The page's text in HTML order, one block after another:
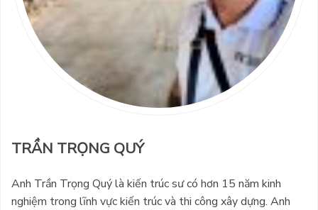
TRẦN TRỌNG QUÝ
Anh Trần Trọng Quý là kiến trúc sư có hơn 15 năm kinh
nghiệm trong lĩnh vực kiến trúc và thi công xây dựng. Anh